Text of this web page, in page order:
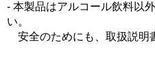
- 本製品はアルコール飲料以
い。
安全のためにも、取扱説明